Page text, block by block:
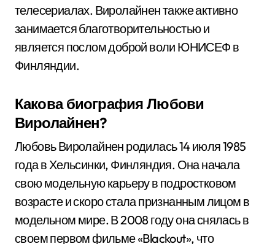
телесериалах. Виролайнен также активно
занимается благотворительностью и
является послом доброй воли ЮНИСЕФ в
Финляндии.
Какова биография Любови
Виролайнен?
Любовь Виролайнен родилась 14 июля 1985
года в Хельсинки, Финляндия. Она начала
свою модельную карьеру в подростковом
возрасте и скоро стала признанным лицом в
модельном мире. В 2008 году она снялась в
своем первом фильме «Blackout», что